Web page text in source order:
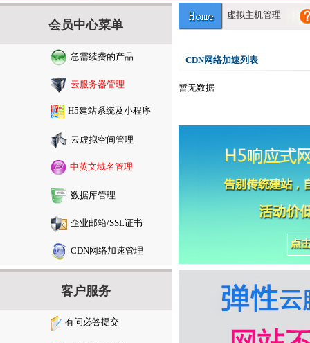
会员中心菜单
急需续费的产品
云服务器管理
H5建站系统及小程序
云虚拟空间管理
中英文域名管理
数据库管理
企业邮箱/SSL证书
CDN网络加速管理
客户服务
有问必答提交
虚拟主机管理
CDN网络加速列表
暂无数据